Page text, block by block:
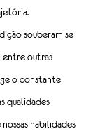
souberam se
entre outras
o constante
qualidades
habilidades